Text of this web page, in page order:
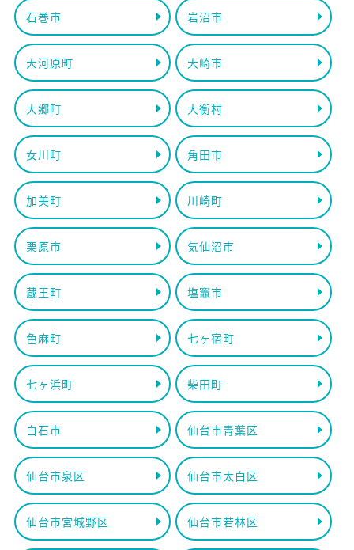
石巻市 岩沼市
大河原町 大崎市
大郷町 大衡村
女川町 角田市
加美町 川崎町
栗原市 気仙沼市
蔵王町 塩竈市
色麻町 七ヶ宿町
七ヶ浜町 柴田町
白石市 仙台市青葉区
仙台市泉区 仙台市太白区
仙台市宮城野区 仙台市若林区